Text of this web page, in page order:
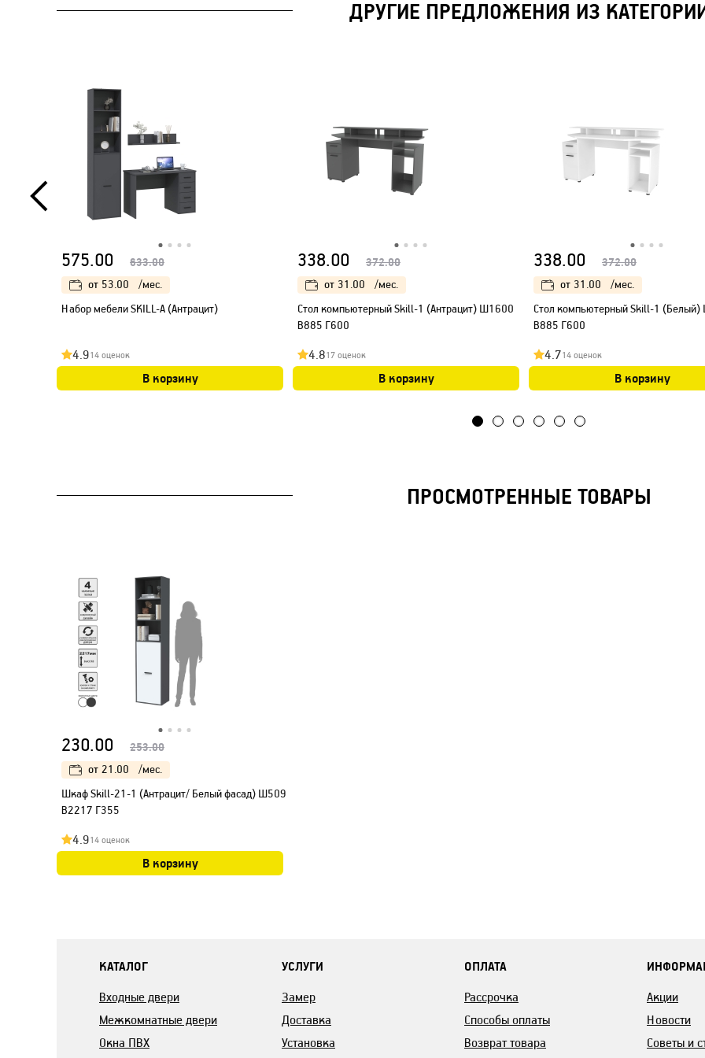
ДРУГИЕ ПРЕДЛОЖЕНИЯ ИЗ
575.00 633.00
от 53.00
/мес.
Набор мебели SKILL-A (Антрацит)
4.914 оценок
В корзину
338.00 372.00
от 31.00
/мес.
Стол компьютерный Skill-1 (Антрацит) Ш1600
В885 Г600
4.817 оценок
В корзину
338.00 372.00
от 31.00
/мес.
Стол компьютерный Skill-1
В885 Г600
4.714 оценок
В корзину
ПРОСМОТРЕННЫЕ ТОВАРЫ
230.00 253.00
от 21.00
/мес.
Шкаф Skill-21-1 (Антрацит/ Белый фасад) Ш509
В2217 Г355
4.914 оценок
В корзину
КАТАЛОГ
Входные двери
Межкомнатные двери
Окна ПВХ
УСЛУГИ
Замер
Доставка
Установка
ОПЛАТА
Рассрочка
Способы оплаты
Возврат товара
Акции
Новости
Советы и